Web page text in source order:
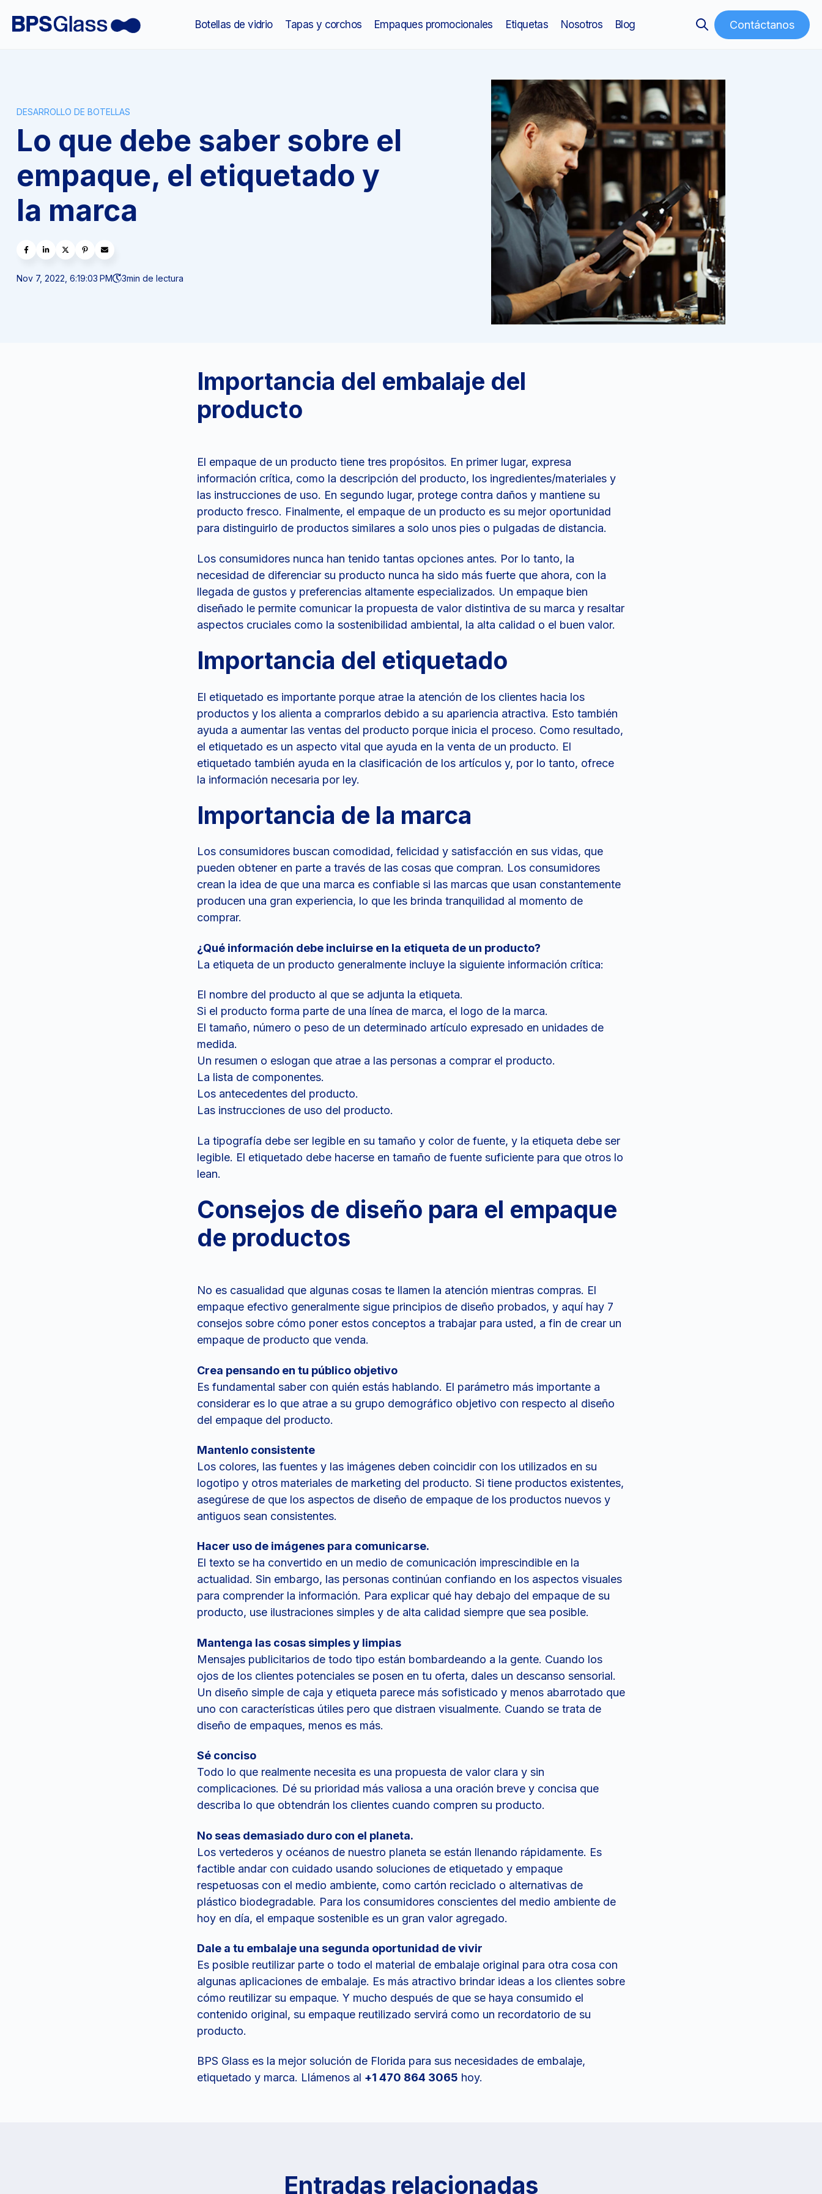
Botellas de vidrio Tapas y corchos Empaques promocionales Etiquetas Nosotros Blog Open searchContáctanos
DESARROLLO DE BOTELLAS
Lo que debe saber sobre el
empaque, el etiquetado y
la marca
Nov 7, 2022, 6:19:03 PM 3min de lectura
Importancia del embalaje del
producto
El empaque de un producto tiene tres propósitos. En primer lugar, expresa
información crítica, como la descripción del producto, los ingredientes/materiales y
las instrucciones de uso. En segundo lugar, protege contra daños y mantiene su
producto fresco. Finalmente, el empaque de un producto es su mejor oportunidad
para distinguirlo de productos similares a solo unos pies o pulgadas de distancia.
Los consumidores nunca han tenido tantas opciones antes. Por lo tanto, la
necesidad de diferenciar su producto nunca ha sido más fuerte que ahora, con la
llegada de gustos y preferencias altamente especializados. Un empaque bien
diseñado le permite comunicar la propuesta de valor distintiva de su marca y resaltar
aspectos cruciales como la sostenibilidad ambiental, la alta calidad o el buen valor.
Importancia del etiquetado
El etiquetado es importante porque atrae la atención de los clientes hacia los
productos y los alienta a comprarlos debido a su apariencia atractiva. Esto también
ayuda a aumentar las ventas del producto porque inicia el proceso. Como resultado,
el etiquetado es un aspecto vital que ayuda en la venta de un producto. El
etiquetado también ayuda en la clasificación de los artículos y, por lo tanto, ofrece
la información necesaria por ley.
Importancia de la marca
Los consumidores buscan comodidad, felicidad y satisfacción en sus vidas, que
pueden obtener en parte a través de las cosas que compran. Los consumidores
crean la idea de que una marca es confiable si las marcas que usan constantemente
producen una gran experiencia, lo que les brinda tranquilidad al momento de
comprar.
¿Qué información debe incluirse en la etiqueta de un producto?
La etiqueta de un producto generalmente incluye la siguiente información crítica:
El nombre del producto al que se adjunta la etiqueta.
Si el producto forma parte de una línea de marca, el logo de la marca.
El tamaño, número o peso de un determinado artículo expresado en unidades de
medida.
Un resumen o eslogan que atrae a las personas a comprar el producto.
La lista de componentes.
Los antecedentes del producto.
Las instrucciones de uso del producto.
La tipografía debe ser legible en su tamaño y color de fuente, y la etiqueta debe ser
legible. El etiquetado debe hacerse en tamaño de fuente suficiente para que otros lo
lean.
Consejos de diseño para el empaque
de productos
No es casualidad que algunas cosas te llamen la atención mientras compras. El
empaque efectivo generalmente sigue principios de diseño probados, y aquí hay 7
consejos sobre cómo poner estos conceptos a trabajar para usted, a fin de crear un
empaque de producto que venda.
Crea pensando en tu público objetivo
Es fundamental saber con quién estás hablando. El parámetro más importante a
considerar es lo que atrae a su grupo demográfico objetivo con respecto al diseño
del empaque del producto.
Mantenlo consistente
Los colores, las fuentes y las imágenes deben coincidir con los utilizados en su
logotipo y otros materiales de marketing del producto. Si tiene productos existentes,
asegúrese de que los aspectos de diseño de empaque de los productos nuevos y
antiguos sean consistentes.
Hacer uso de imágenes para comunicarse.
El texto se ha convertido en un medio de comunicación imprescindible en la
actualidad. Sin embargo, las personas continúan confiando en los aspectos visuales
para comprender la información. Para explicar qué hay debajo del empaque de su
producto, use ilustraciones simples y de alta calidad siempre que sea posible.
Mantenga las cosas simples y limpias
Mensajes publicitarios de todo tipo están bombardeando a la gente. Cuando los
ojos de los clientes potenciales se posen en tu oferta, dales un descanso sensorial.
Un diseño simple de caja y etiqueta parece más sofisticado y menos abarrotado que
uno con características útiles pero que distraen visualmente. Cuando se trata de
diseño de empaques, menos es más.
Sé conciso
Todo lo que realmente necesita es una propuesta de valor clara y sin
complicaciones. Dé su prioridad más valiosa a una oración breve y concisa que
describa lo que obtendrán los clientes cuando compren su producto.
No seas demasiado duro con el planeta.
Los vertederos y océanos de nuestro planeta se están llenando rápidamente. Es
factible andar con cuidado usando soluciones de etiquetado y empaque
respetuosas con el medio ambiente, como cartón reciclado o alternativas de
plástico biodegradable. Para los consumidores conscientes del medio ambiente de
hoy en día, el empaque sostenible es un gran valor agregado.
Dale a tu embalaje una segunda oportunidad de vivir
Es posible reutilizar parte o todo el material de embalaje original para otra cosa con
algunas aplicaciones de embalaje. Es más atractivo brindar ideas a los clientes sobre
cómo reutilizar su empaque. Y mucho después de que se haya consumido el
contenido original, su empaque reutilizado servirá como un recordatorio de su
producto.
BPS Glass es la mejor solución de Florida para sus necesidades de embalaje,
etiquetado y marca. Llámenos al +1 470 864 3065 hoy.
Entradas relacionadas